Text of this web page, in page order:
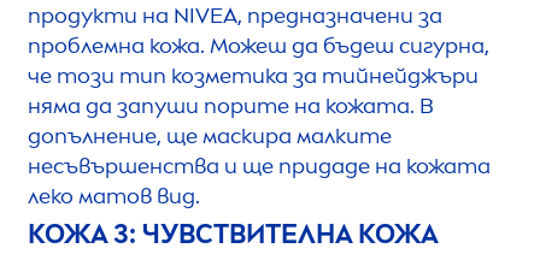
продукти на NIVEA, предназначени за
проблемна кожа. Можеш да бъдеш сигурна,
че този тип козметика за тийнейджъри
няма да запуши порите на кожата. В
допълнение, ще маскира малките
несъвършенства и ще придаде на кожата
леко матов вид.
КОЖА 3: ЧУВСТВИТЕЛНА КОЖА